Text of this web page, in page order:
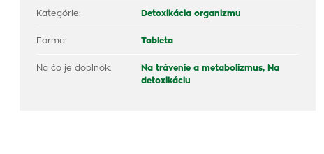
Kategórie: Detoxikácia organizmu
Forma: Tableta
Na čo je doplnok: Na trávenie a metabolizmus, Na
detoxikáciu